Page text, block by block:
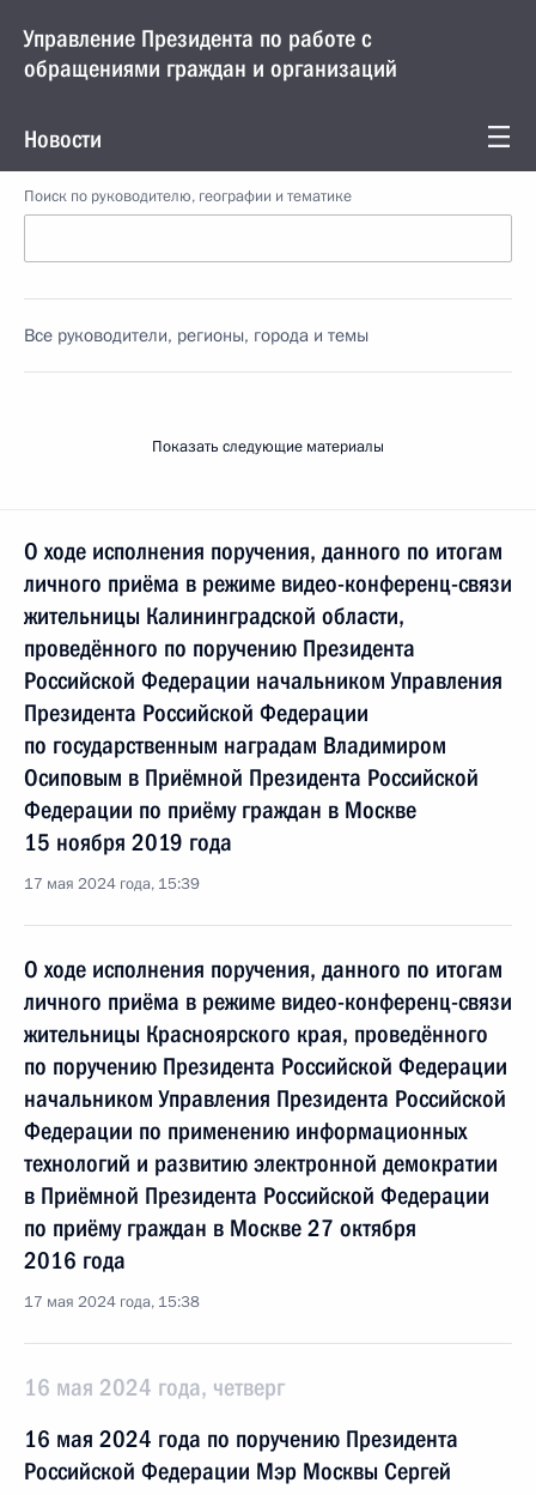
Управление Президента по работе с
обращениями граждан и организаций
Новости
Поиск по руководителю, географии и тематике
Все руководители, регионы, города и темы
Показать следующие материалы
О ходе исполнения поручения, данного по итогам
личного приёма в режиме видео-конференц-связи
жительницы Калининградской области,
проведённого по поручению Президента
Российской Федерации начальником Управления
Президента Российской Федерации
по государственным наградам Владимиром
Осиповым в Приёмной Президента Российской
Федерации по приёму граждан в Москве
15 ноября 2019 года
17 мая 2024 года, 15:39
О ходе исполнения поручения, данного по итогам
личного приёма в режиме видео-конференц-связи
жительницы Красноярского края, проведённого
по поручению Президента Российской Федерации
начальником Управления Президента Российской
Федерации по применению информационных
технологий и развитию электронной демократии
в Приёмной Президента Российской Федерации
по приёму граждан в Москве 27 октября
2016 года
17 мая 2024 года, 15:38
16 мая 2024 года, четверг
16 мая 2024 года по поручению Президента
Российской Федерации Мэр Москвы Сергей